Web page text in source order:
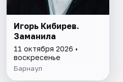
Игорь Кибирев.
Заманила
11 октября 2026 •
воскресенье
Барнаул